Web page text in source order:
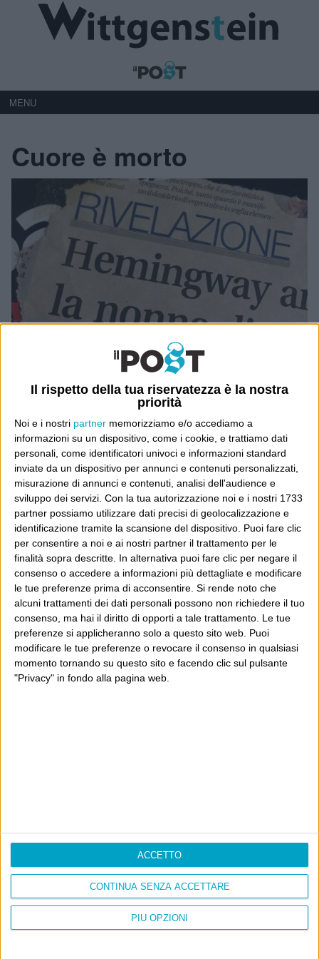
Il rispetto della tua riservatezza è la nostra
priorità
Noi e i nostri partner memorizziamo e/o accediamo a
informazioni su un dispositivo, come i cookie, e trattiamo dati
personali, come identificatori univoci e informazioni standard
inviate da un dispositivo per annunci e contenuti personalizzati,
misurazione di annunci e contenuti, analisi dell'audience e
sviluppo dei servizi. Con la tua autorizzazione noi e i nostri 1733
partner possiamo utilizzare dati precisi di geolocalizzazione e
identificazione tramite la scansione del dispositivo. Puoi fare clic
per consentire a noi e ai nostri partner il trattamento per le
finalità sopra descritte. In alternativa puoi fare clic per negare il
consenso o accedere a informazioni più dettagliate e modificare
le tue preferenze prima di acconsentire. Si rende noto che
alcuni trattamenti dei dati personali possono non richiedere il tuo
consenso, ma hai il diritto di opporti a tale trattamento. Le tue
preferenze si applicheranno solo a questo sito web. Puoi
modificare le tue preferenze o revocare il consenso in qualsiasi
momento tornando su questo sito e facendo clic sul pulsante
"Privacy" in fondo alla pagina web.
PIÙ OPZIONI
CONTINUA SENZA ACCETTARE
ACCETTO
MENU
Cuore è morto
Ultimi articoli
La sinistra de coccio
Don’t feed the trolls
A chi pensi, quando senti dire “patrimoniale”?
Con due pistole caricate a salve e un canestro di parole
Cinquantaquattro contro quarantasei
Ultimi articoli
La sinistra de coccio
A chi pensi, quando senti dire “patrimoniale”?